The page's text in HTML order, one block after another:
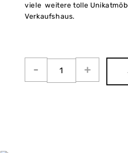
viele weitere tolle
Verkaufshaus.